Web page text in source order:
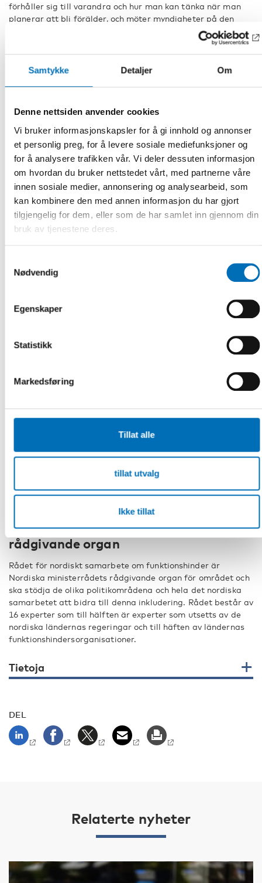
Samtykke Detaljer Om
Denne nettsiden anvender cookies
Vi bruker informasjonskapsler for å gi innhold og annonser
et personlig preg, for å levere sosiale mediefunksjoner og
for å analysere trafikken vår. Vi deler dessuten informasjon
om hvordan du bruker nettstedet vårt, med partnerne våre
innen sosiale medier, annonsering og analysearbeid, som
kan kombinere den med annen informasjon du har gjort
tilgjengelig for dem, eller som de har samlet inn gjennom din
bruk av tjenestene deres.
Nødvendig
Egenskaper
Statistikk
Markedsføring
Tillat alle
tillat utvalg
Ikke tillat
förhåller sig till varandra och hur man kan tänka när man
planerar att bli förälder, och möter myndigheter på den
vägen. Vi har också med tips och inspiration från personer
som redan är föräldrar, för att visa goda exempel, berättar
Hanna Öfors.
Projektet håller också på att ta fram en utbildning som
vänder sig till yrkesverksamma som möter personer med
till exempel inom hälso- och sjukvården. Projektet
genomförs av Funktionsrätt Sverige i samverkan med RFSU
och med stöd av Arvsfonden.
Främja rätten till sexuell hälsa
Personer med funktionsnedsättning är en målgrupp som
behöver prioriteras i arbetet med sexuell och reproduktiv
hälsa. Funktionshindersrådet vill att rättigheterna för
personer med funktionsnedsättning ska förverkligas och
främjas, till exempel genom att:
tillgänglighetsanpassa välfärdstjänster för att personer
med funktionsnedsättning ska ha samma rättigheter till
öka kunskapen om sexuella och reproduktiva rättigheter
göra det möjligt att ingripa då eventuella kränkningar
Viktig fråga för
ungdomsorganisationerna
ledarna för ungdomsfunktionshindersorganisationerna i
Norden velat lyfta frågan om sexuell och reproduktiv hälsa.
är en god utgångspunkt för att utveckla insatser som kan
bidra till att unga med funktionsnedsättning kan leva ut sin
Funktionshindersrådet är ett
rådgivande organ
Rådet för nordiskt samarbete om funktionshinder är
Nordiska ministerrådets rådgivande organ för området och
ska stödja de olika politikområdena och hela det nordiska
samarbetet att bidra till denna inkludering. Rådet består av
16 experter som till hälften är experter som utsetts av de
nordiska ländernas regeringar och till häften av ländernas
funktionshindersorganisationer.
Tietoja
DEL
Relaterte nyheter